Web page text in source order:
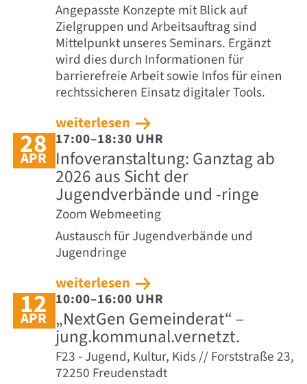
Angepasste Konzepte mit Blick auf
Zielgruppen und Arbeitsauftrag sind
Mittelpunkt unseres Seminars. Ergänzt
wird dies durch Informationen für
barrierefreie Arbeit sowie Infos für einen
rechtssicheren Einsatz digitaler Tools.
weiterlesen
28
APR
17:00–18:30 UHR
Infoveranstaltung: Ganztag ab
2026 aus Sicht der
Jugendverbände und -ringe
Zoom Webmeeting
Austausch für Jugendverbände und
Jugendringe
weiterlesen
12
APR
10:00–16:00 UHR
„NextGen Gemeinderat“ –
jung.kommunal.vernetzt.
F23 - Jugend, Kultur, Kids // Forststraße 23,
72250 Freudenstadt